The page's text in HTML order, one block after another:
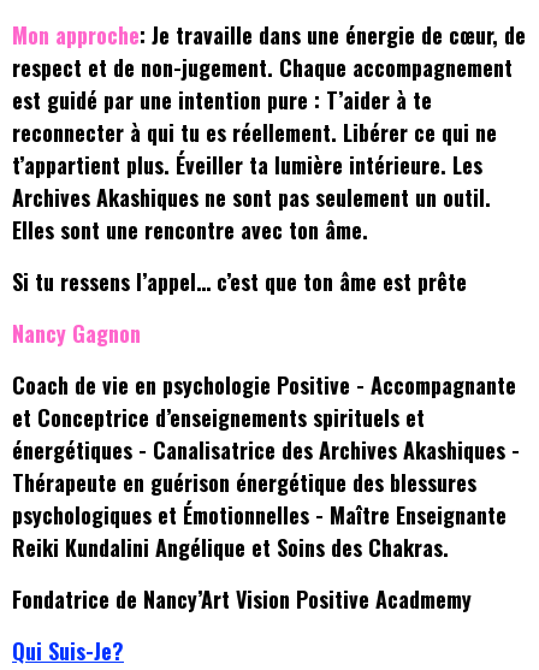
Mon approche: Je travaille dans une énergie de cœur, de
respect et de non-jugement. Chaque accompagnement
est guidé par une intention pure : T’aider à te
reconnecter à qui tu es réellement. Libérer ce qui ne
t’appartient plus. Éveiller ta lumière intérieure. Les
Archives Akashiques ne sont pas seulement un outil.
Elles sont une rencontre avec ton âme.
Si tu ressens l’appel… c’est que ton âme est prête
Nancy Gagnon
Coach de vie en psychologie Positive - Accompagnante
et Conceptrice d’enseignements spirituels et
énergétiques - Canalisatrice des Archives Akashiques -
Thérapeute en guérison énergétique des blessures
psychologiques et Émotionnelles - Maître Enseignante
Reiki Kundalini Angélique et Soins des Chakras.
Fondatrice de Nancy’Art Vision Positive Acadmemy
Qui Suis-Je?